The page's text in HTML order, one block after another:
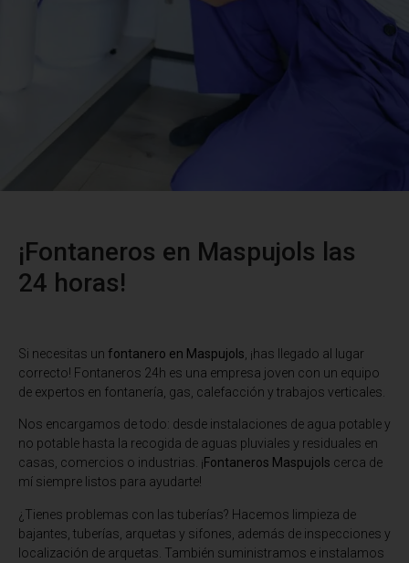
¡Fontaneros en Maspujols las
24 horas!
Si necesitas un fontanero en Maspujols , ¡has llegado al lugar
correcto! Fontaneros 24h es una empresa joven con un equipo
de expertos en fontanería, gas, calefacción y trabajos verticales.
Nos encargamos de todo: desde instalaciones de agua potable y
no potable hasta la recogida de aguas pluviales y residuales en
casas, comercios o industrias. ¡Fontaneros Maspujols cerca de
mí siempre listos para ayudarte!
¿Tienes problemas con las tuberías? Hacemos limpieza de
bajantes, tuberías, arquetas y sifones, además de inspecciones y
localización de arquetas. También suministramos e instalamos